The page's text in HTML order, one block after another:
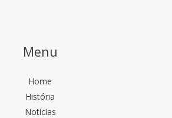
Menu
Home
História
Notícias